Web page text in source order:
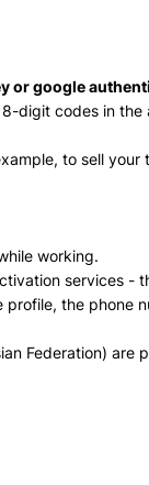
or google
digit codes in the
to sell
working.
services -
the phone
Federation) are